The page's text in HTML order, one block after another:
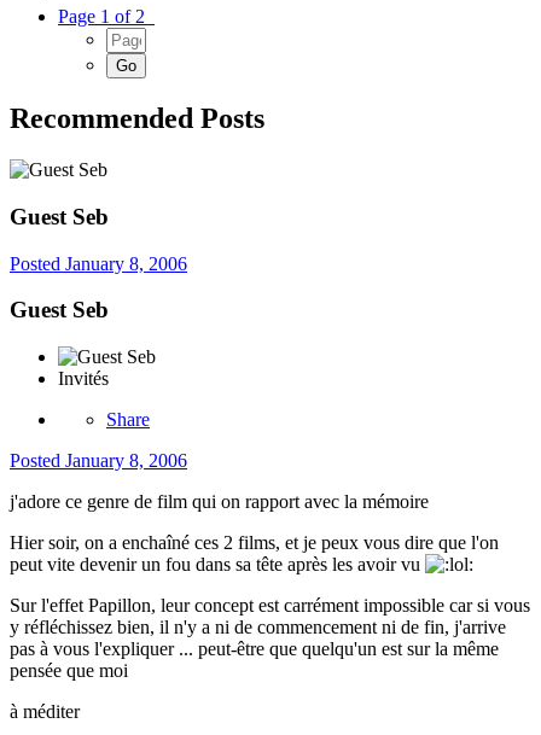
Page 1 of 2
Recommended Posts
Guest Seb
Posted January 8, 2006
Guest Seb
Invités
Share
Posted January 8, 2006
j'adore ce genre de film qui on rapport avec la mémoire
Hier soir, on a enchaîné ces 2 films, et je peux vous dire que l'on
peut vite devenir un fou dans sa tête après les avoir vu
Sur l'effet Papillon, leur concept est carrément impossible car si vous
y réfléchissez bien, il n'y a ni de commencement ni de fin, j'arrive
pas à vous l'expliquer ... peut-être que quelqu'un est sur la même
pensée que moi
à méditer